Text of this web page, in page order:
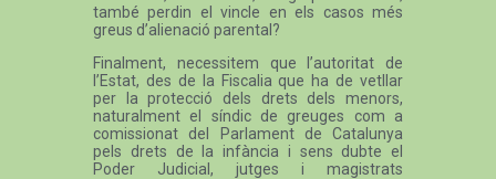
també perdin el vincle en els casos més
greus d’alienació parental?
Finalment, necessitem que l’autoritat de
l’Estat, des de la Fiscalia que ha de vetllar
per la protecció dels drets dels menors,
naturalment el síndic de greuges com a
comissionat del Parlament de Catalunya
pels drets de la infància i sens dubte el
Poder Judicial, jutges i magistrats